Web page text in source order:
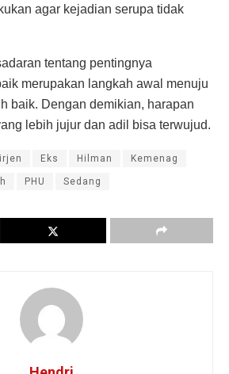
agar kejadian serupa tidak
tentang pentingnya
merupakan langkah awal menuju
baik. Dengan demikian, harapan
lebih jujur dan adil bisa terwujud.
Eks Hilman Kemenag
PHU Sedang